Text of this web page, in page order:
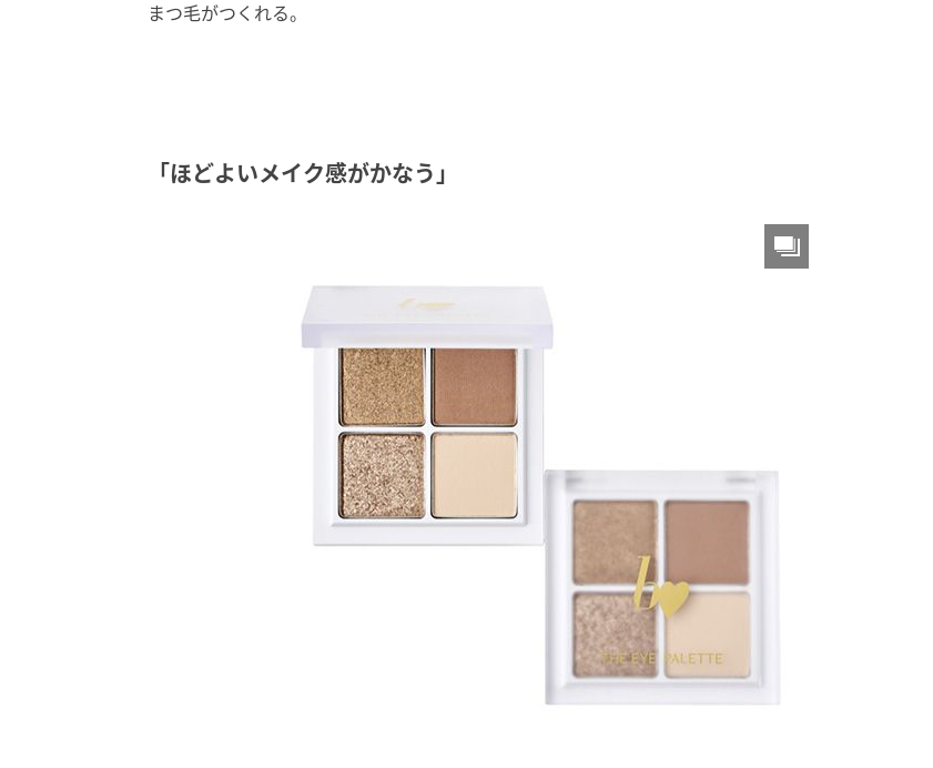
まつ毛がつくれる。
「ほどよいメイク感がかなう」